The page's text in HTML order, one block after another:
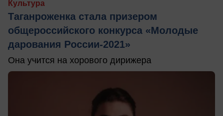
Культура
Таганроженка стала призером
общероссийского конкурса «Молодые
дарования России-2021»
Она учится на хорового дирижера